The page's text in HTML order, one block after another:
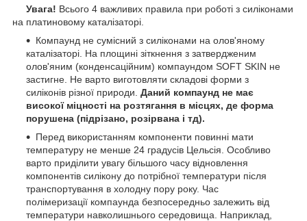
Увага! Всього 4 важливих правила при роботі з силіконами
на платиновому каталізаторі.
Компаунд не сумісний з силіконами на олов'яному
каталізаторі. На площині зіткнення з затвердженим
олов'яним (конденсаційним) компаундом SOFT SKIN не
застигне. Не варто виготовляти складові форми з
силіконів різної природи. Даний компаунд не має
високої міцності на розтягання в місцях, де форма
порушена (підрізано, розірвана і тд).
Перед використанням компоненти повинні мати
температуру не менше 24 градусів Цельсія. Особливо
варто приділити увагу більшого часу відновлення
компонентів силікону до потрібної температури після
транспортування в холодну пору року. Час
полімеризації компаунда безпосередньо залежить від
температури навколишнього середовища. Наприклад,